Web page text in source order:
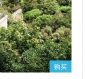
购买